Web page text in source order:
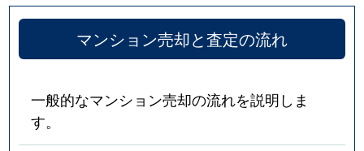
マンション売却と査定の流れ
一般的なマンション売却の流れを説明しま
す。